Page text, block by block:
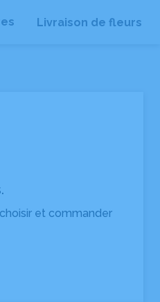
Livraison de fleurs
et commander